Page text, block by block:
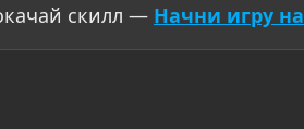
скилл — Начни игру